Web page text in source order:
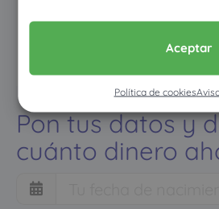
Aceptar
Política de cookies
Pon tus datos y
cuánto dinero